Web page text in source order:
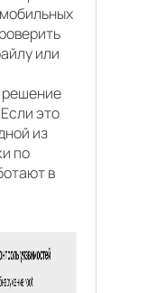
или
решение
это
из
по
в